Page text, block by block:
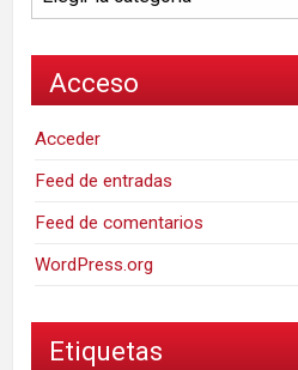
Acceso
Acceder
Feed de entradas
Feed de comentarios
WordPress.org
Etiquetas